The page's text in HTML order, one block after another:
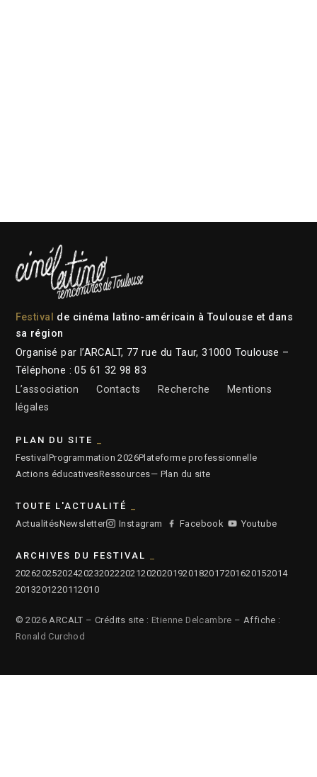
Festival
de cinéma latino-américain à Toulouse et dans
sa région
Organisé par l’ARCALT, 77 rue du Taur, 31000 Toulouse –
Téléphone : 05 61 32 98 83
L’association
Contacts Recherche
Mentions
légales
PLAN DU SITE
Festival Programmation 2026Plateforme professionnelle
Actions éducativesRessources— Plan du site
TOUTE L'ACTUALITÉ
ActualitésNewsletter Instagram Facebook Youtube
ARCHIVES DU FESTIVAL
2026202520242023202220212020201920182017201620152014
2013201220112010
© 2026 ARCALT – Crédits site : Etienne Delcambre – Affiche :
Ronald Curchod